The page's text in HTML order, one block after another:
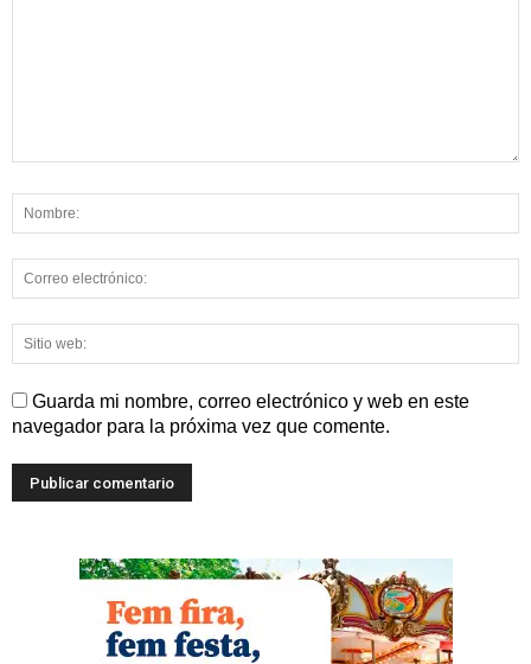
Guarda mi nombre, correo electrónico y web en este
navegador para la próxima vez que comente.